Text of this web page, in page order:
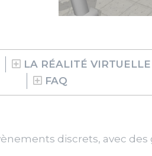
LA RÉALITÉ VIRTUELLE
FAQ
discrets, avec